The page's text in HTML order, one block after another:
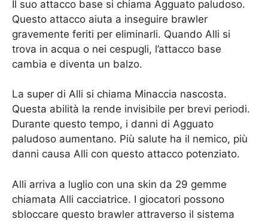
Il suo attacco base si chiama Agguato paludoso.
Questo attacco aiuta a inseguire brawler
gravemente feriti per eliminarli. Quando Alli si
trova in acqua o nei cespugli, l’attacco base
cambia e diventa un balzo.
La super di Alli si chiama Minaccia nascosta.
Questa abilità la rende invisibile per brevi periodi.
Durante questo tempo, i danni di Agguato
paludoso aumentano. Più salute ha il nemico, più
danni causa Alli con questo attacco potenziato.
Alli arriva a luglio con una skin da 29 gemme
chiamata Alli cacciatrice. I giocatori possono
sbloccare questo brawler attraverso il sistema